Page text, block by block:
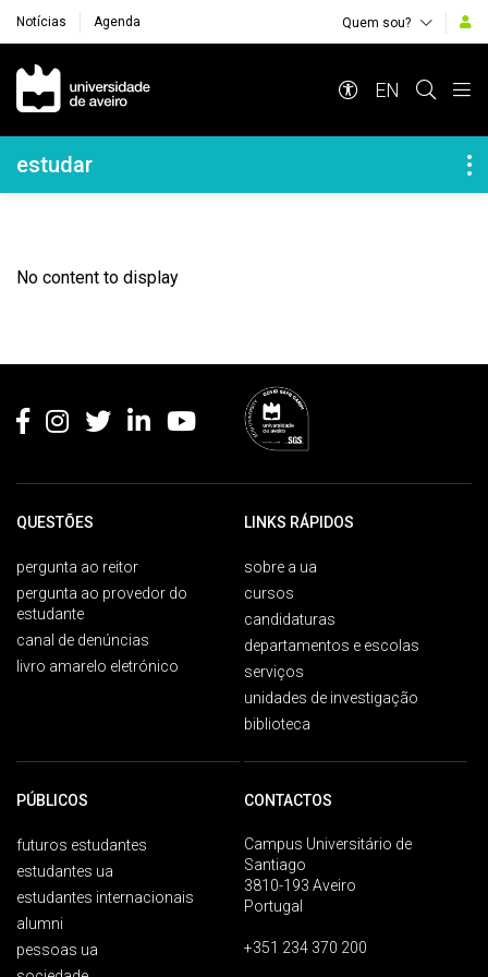
Notícias Agenda Quem sou?
Navegação Principal
EN
Navegação Lateral
estudar
No content to display
QUESTÕES
pergunta ao reitor
pergunta ao provedor do
estudante
canal de denúncias
livro amarelo eletrónico
LINKS RÁPIDOS
sobre a ua
cursos
candidaturas
departamentos e escolas
serviços
unidades de investigação
biblioteca
PÚBLICOS
futuros estudantes
estudantes ua
estudantes internacionais
alumni
pessoas ua
CONTACTOS
Campus Universitário de
Santiago
3810-193 Aveiro
Portugal
+351 234 370 200